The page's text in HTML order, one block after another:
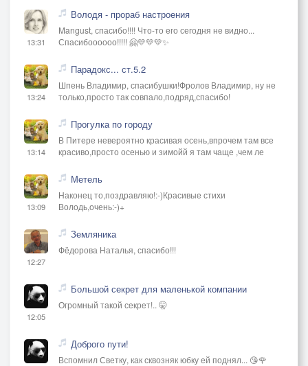
13:31
Володя - прораб настроения
Mangust, спасибо!!!! Что-то его сегодня не видно...
Спасибоооооо!!!!! 🤗💛💛💛✨
13:24
Парадокс... ст.5.2
Шпень Владимир, спасибушки!Фролов Владимир, ну не
только,просто так совпало,подряд,спасибо!
13:14
Прогулка по городу
В Питере невероятно красивая осень,впрочем там все
красиво,просто осенью и зимойй я там чаще ,чем ле
13:09
Метель
Наконец то,поздравляю!:-)Красивые стихи
Володь,очень:-)+
12:27
Земляника
Фёдорова Наталья, спасибо!!!
12:05
Большой секрет для маленькой компании
Огромный такой секрет!.. 🤫
Доброго пути!
Вспомнил Светку, как сквозняк юбку ей поднял... 😘🌹